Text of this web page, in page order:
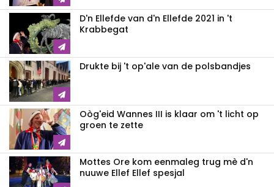
D'n Ellefde van d'n Ellefde 2021 in 't
Krabbegat
Drukte bij 't op'ale van de polsbandjes
Oòg'eid Wannes III is klaar om 't licht op
groen te zette
Mottes Ore kom eenmaleg trug mè d'n
nuuwe Ellef Ellef spesjal